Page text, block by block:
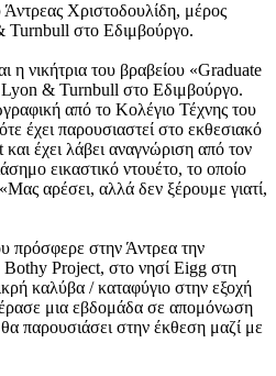
Άντρεας Χριστοδουλίδη, μέρος
Turnbull στο Εδιμβούργο.
η νικήτρια του βραβείου «Graduate
Lyon & Turnbull στο Εδιμβούργο.
από το Κολέγιο Τέχνης του
έχει παρουσιαστεί στο εκθεσιακό
έχει λάβει αναγνώριση από τον
εικαστικό ντουέτο, το οποίο
αρέσει, αλλά δεν ξέρουμε γιατί,
πρόσφερε στην Άντρεα την
Bothy Project, στο νησί Eigg στη
καλύβα / καταφύγιο στην εξοχή
μια εβδομάδα σε απομόνωση
παρουσιάσει στην έκθεση μαζί με